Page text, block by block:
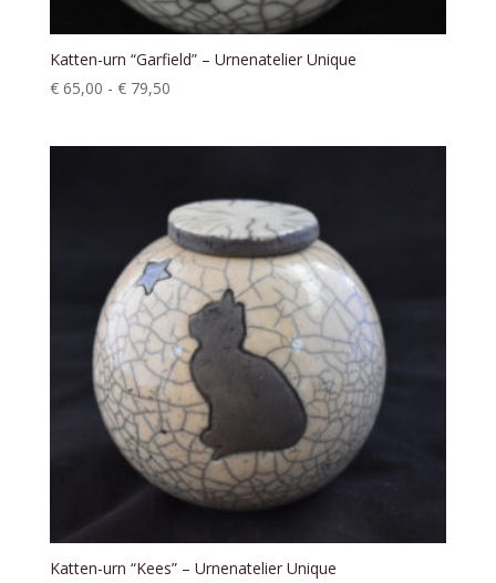
Katten-urn “Garfield” – Urnenatelier Unique
€65,00 - €79,50Prijsklasse:
Katten-urn “Kees” – Urnenatelier Unique